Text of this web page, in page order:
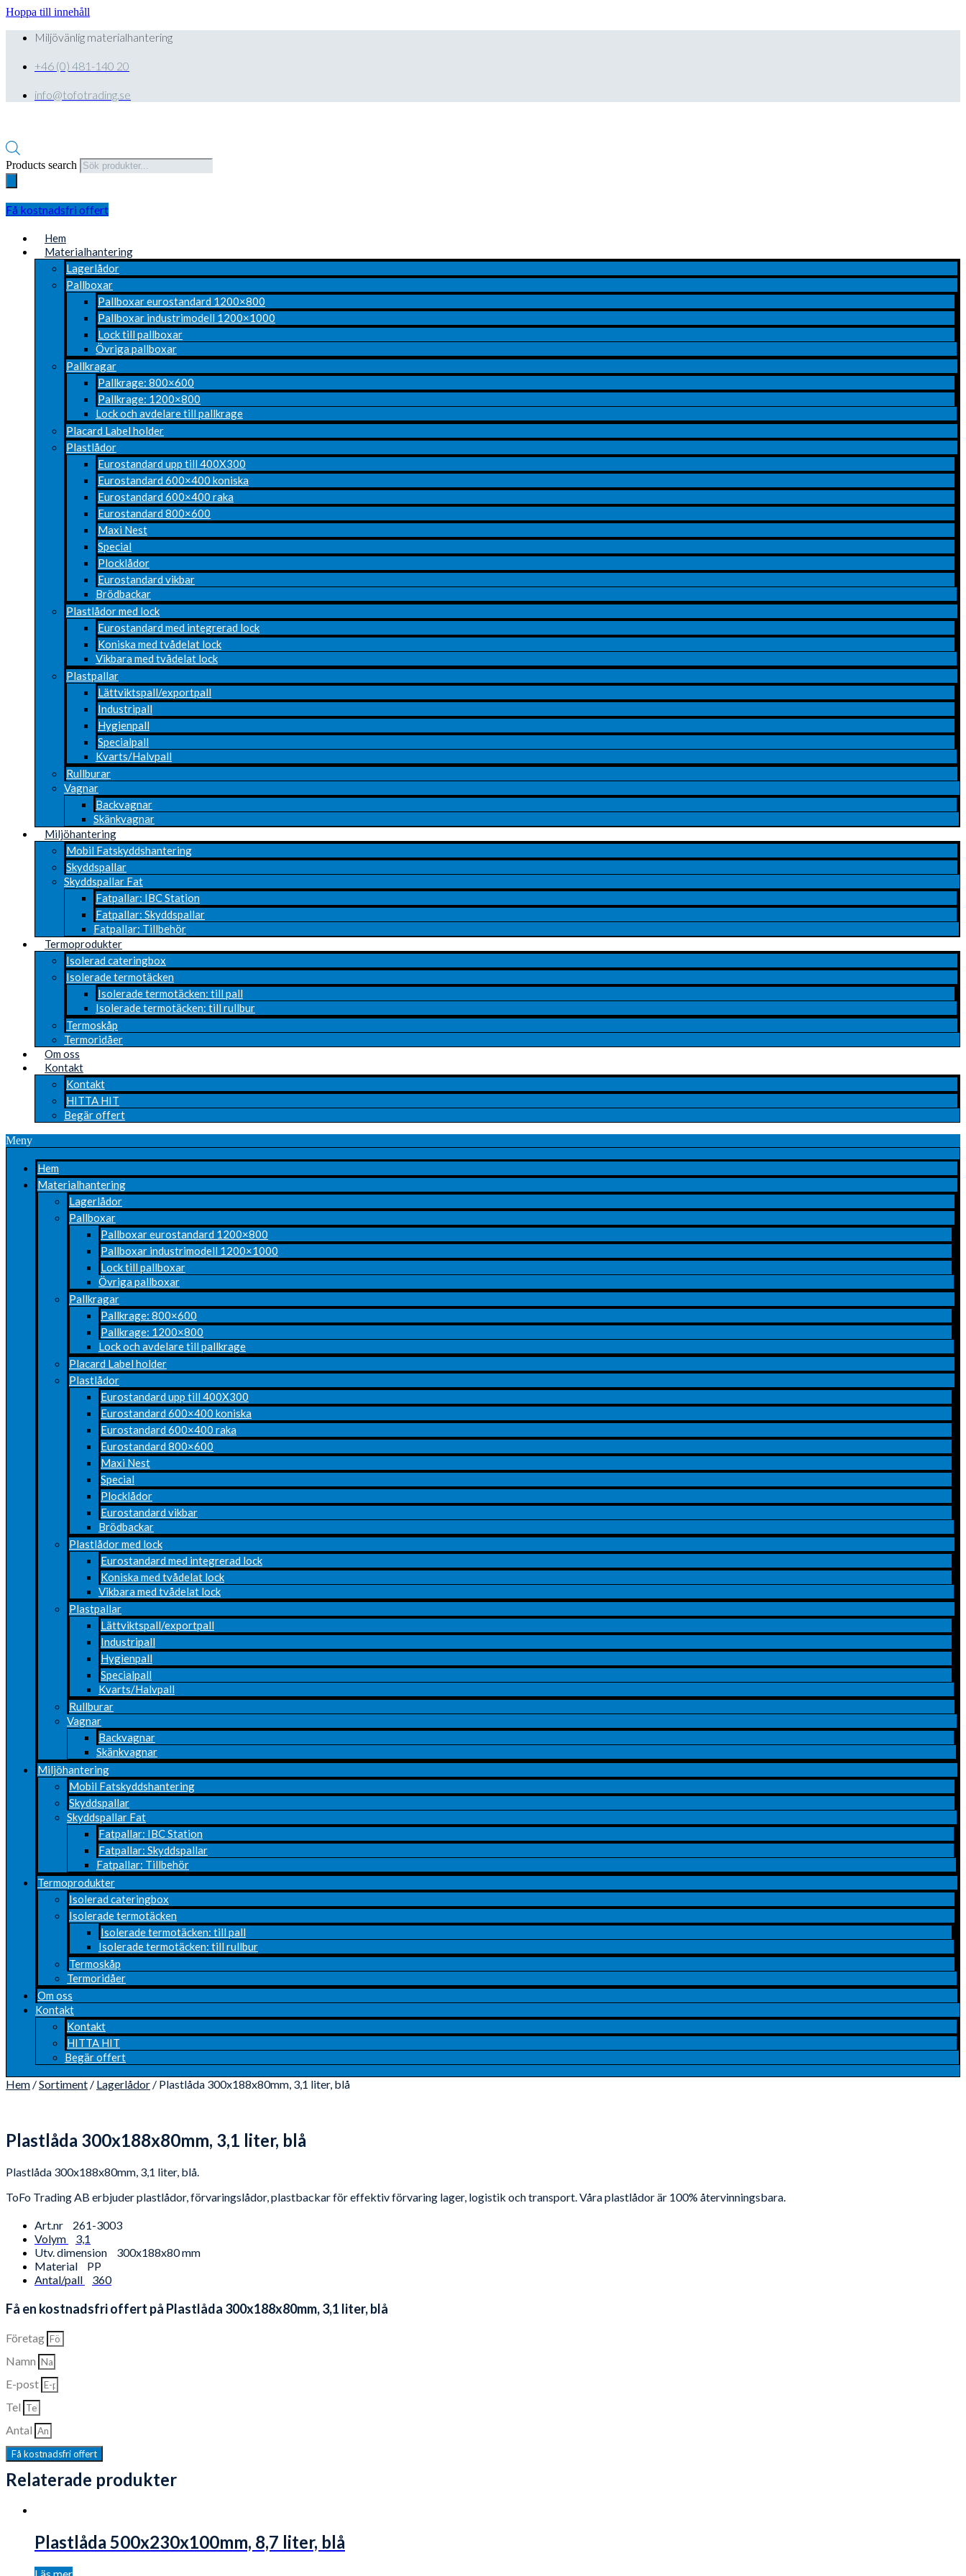
Hoppa till innehåll
Miljövänlig materialhantering
+46 (0) 481-140 20
info@tofotrading.se
Products search
Få kostnadsfri offert
Hem
Materialhantering
Lagerlådor
Pallboxar
Pallboxar eurostandard 1200×800
Pallboxar industrimodell 1200×1000
Lock till pallboxar
Övriga pallboxar
Pallkragar
Pallkrage: 800×600
Pallkrage: 1200×800
Lock och avdelare till pallkrage
Placard Label holder
Plastlådor
Eurostandard upp till 400X300
Eurostandard 600×400 koniska
Eurostandard 600×400 raka
Eurostandard 800×600
Maxi Nest
Special
Plocklådor
Eurostandard vikbar
Brödbackar
Plastlådor med lock
Eurostandard med integrerad lock
Koniska med tvådelat lock
Vikbara med tvådelat lock
Plastpallar
Lättviktspall/exportpall
Industripall
Hygienpall
Specialpall
Kvarts/Halvpall
Rullburar
Vagnar
Backvagnar
Skänkvagnar
Miljöhantering
Mobil Fatskyddshantering
Skyddspallar
Skyddspallar Fat
Fatpallar: IBC Station
Fatpallar: Skyddspallar
Fatpallar: Tillbehör
Termoprodukter
Isolerad cateringbox
Isolerade termotäcken
Isolerade termotäcken: till pall
Isolerade termotäcken: till rullbur
Termoskåp
Termoridåer
Om oss
Kontakt
Kontakt
HITTA HIT
Begär offert
Meny
Hem
Materialhantering
Lagerlådor
Pallboxar
Pallboxar eurostandard 1200×800
Pallboxar industrimodell 1200×1000
Lock till pallboxar
Övriga pallboxar
Pallkragar
Pallkrage: 800×600
Pallkrage: 1200×800
Lock och avdelare till pallkrage
Placard Label holder
Plastlådor
Eurostandard upp till 400X300
Eurostandard 600×400 koniska
Eurostandard 600×400 raka
Eurostandard 800×600
Maxi Nest
Special
Plocklådor
Eurostandard vikbar
Brödbackar
Plastlådor med lock
Eurostandard med integrerad lock
Koniska med tvådelat lock
Vikbara med tvådelat lock
Plastpallar
Lättviktspall/exportpall
Industripall
Hygienpall
Specialpall
Kvarts/Halvpall
Rullburar
Vagnar
Backvagnar
Skänkvagnar
Miljöhantering
Mobil Fatskyddshantering
Skyddspallar
Skyddspallar Fat
Fatpallar: IBC Station
Fatpallar: Skyddspallar
Fatpallar: Tillbehör
Termoprodukter
Isolerad cateringbox
Isolerade termotäcken
Isolerade termotäcken: till pall
Isolerade termotäcken: till rullbur
Termoskåp
Termoridåer
Om oss
Kontakt
Kontakt
HITTA HIT
Begär offert
Hem /Sortiment / Lagerlådor / Plastlåda 300x188x80mm, 3,1 liter, blå
Plastlåda 300x188x80mm, 3,1 liter, blå
Plastlåda 300x188x80mm, 3,1 liter, blå.
ToFo Trading AB erbjuder plastlådor, förvaringslådor, plastbackar för effektiv förvaring lager, logistik och transport. Våra plastlådor är 100% återvinningsbara.
Art.nr
261-3003
Volym
3,1
Utv. dimension
300x188x80 mm
Material
PP
Antal/pall
360
Få en kostnadsfri offert på Plastlåda 300x188x80mm, 3,1 liter, blå
Företag
Namn
E-post
Tel
Antal
Få kostnadsfri offert
Relaterade produkter
Plastlåda 500x230x100mm, 8,7 liter, blå
Läs mer